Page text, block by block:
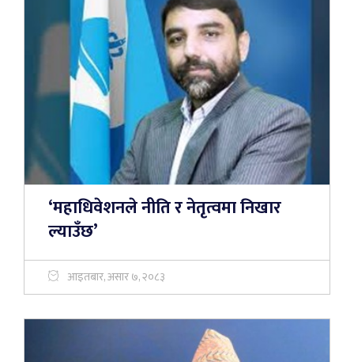
‘महाधिवेशनले नीति र नेतृत्वमा निखार
ल्याउँछ’
आइतबार, असार ७, २०८३